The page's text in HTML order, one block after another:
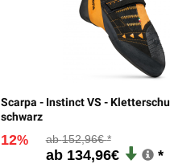
Scarpa - Instinct VS -
schwarz
12% 152,96€
134,96€